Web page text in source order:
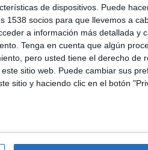
de dispositivos. Puede
1538 socios para que llevemos a
a información más detallada y
Tenga en cuenta que algún
pero usted tiene el derecho de
sitio web. Puede cambiar sus
sitio y haciendo clic en el botón
mayor o menor
meses en cuanto a
tres cuartas partes de la
su trabajo en los
los que creen que
sin grandes
que creen que la